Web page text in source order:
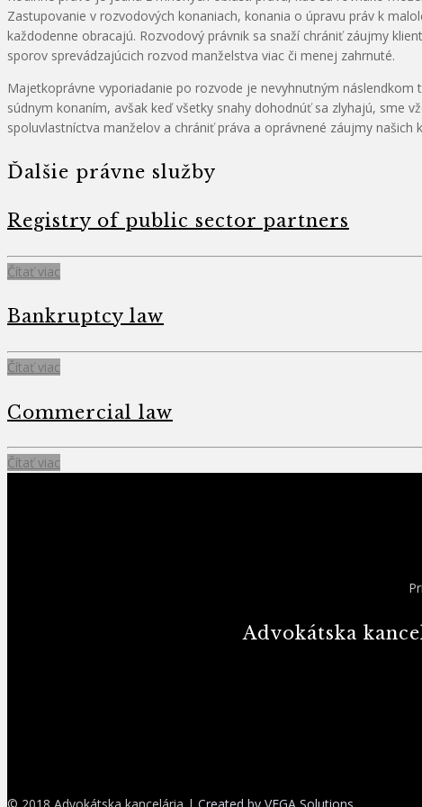
Zastupovanie v rozvodových konaniach, konania o úpravu práv k
každodenne obracajú. Rozvodový právnik sa snaží chrániť záujmy
sporov sprevádzajúcich rozvod manželstva viac či menej zahrnuté.
Majetkoprávne vyporiadanie po rozvode je nevyhnutným
súdnym konaním, avšak keď všetky snahy dohodnúť sa zlyhajú, sme
spoluvlastníctva manželov a chrániť práva a oprávnené záujmy našich
Ďalšie právne služby
Registry of public sector partners
Čítať viac
Bankruptcy law
Čítať viac
Commercial law
Čítať viac
Advokátska